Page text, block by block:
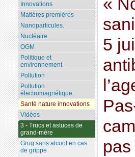
«
5
Innovations
Matières premières
Nanoparticules.
Nucléaire
OGM
Politique et
environnement
Pollution
Pollution
électromagnétique.
Santé nature innovations
Vidéos
3 - Trucs et astuces de
grand-mère
Grog sans alcool en cas
de grippe